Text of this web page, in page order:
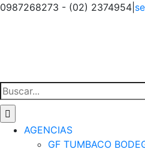
Saltar
0987268273 - (02) 2374954
Buscar:
AGENCIAS
GF TUMBACO